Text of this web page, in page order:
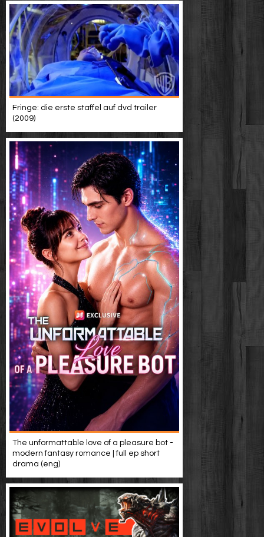
Fringe: die erste staffel auf dvd trailer
(2009)
The unformattable love of a pleasure bot -
modern fantasy romance | full ep short
drama (eng)